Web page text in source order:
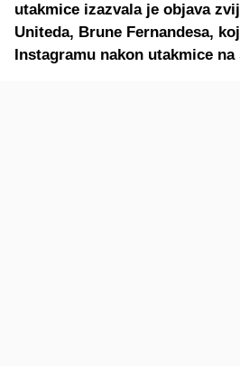
utakmice izazvala je objava
Uniteda, Brune Fernandesa,
Instagramu nakon utakmice